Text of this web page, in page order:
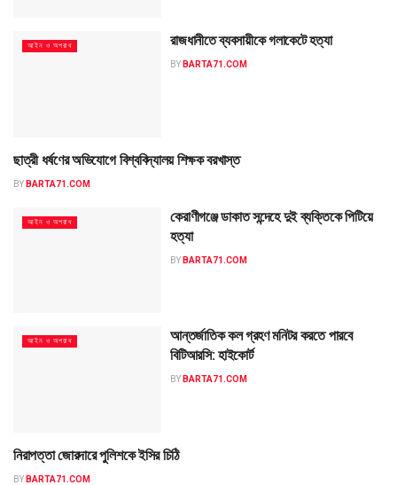
আইন ও অপরাধ রাজধানীতে ব্যবসায়ীকে গলাকেটে হত্যা
BY BARTA71.COM
আইন ও অপরাধ
ছাত্রী ধর্ষণের অভিযোগে বিশ্ববিদ্যালয় শিক্ষক বরখাস্ত
BY BARTA71.COM
আইন ও অপরাধ
কেরাণীগঞ্জে ডাকাত সন্দেহে দুই ব্যক্তিকে পিটিয়ে
হত্যা
BY BARTA71.COM
আইন ও অপরাধ
আন্তর্জাতিক কল গ্রহণ মনিটর করতে পারবে
বিটিআরসি: হাইকোর্ট
BY BARTA71.COM
আইন ও অপরাধ
নিরাপত্তা জোরদারে পুলিশকে ইসির চিঠি
BY BARTA71.COM